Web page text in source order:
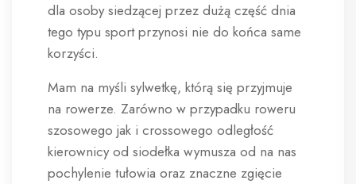
dla osoby siedzącej przez dużą część dnia
tego typu sport przynosi nie do końca same
korzyści.
Mam na myśli sylwetkę, którą się przyjmuje
na rowerze. Zarówno w przypadku roweru
szosowego jak i crossowego odległość
kierownicy od siodełka wymusza od na nas
pochylenie tułowia oraz znaczne zgięcie